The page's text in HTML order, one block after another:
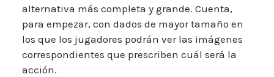
alternativa más completa y grande. Cuenta,
para empezar, con dados de mayor tamaño en
los que los jugadores podrán ver las imágenes
correspondientes que prescriben cuál será la
acción.